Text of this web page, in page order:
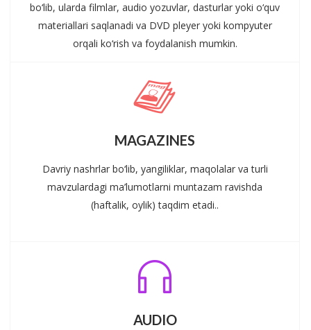
bo‘lib, ularda filmlar, audio yozuvlar, dasturlar yoki o‘quv
materiallari saqlanadi va DVD pleyer yoki kompyuter
orqali ko‘rish va foydalanish mumkin.
MAGAZINES
Davriy nashrlar bo‘lib, yangiliklar, maqolalar va turli
mavzulardagi ma’lumotlarni muntazam ravishda
(haftalik, oylik) taqdim etadi..
AUDIO